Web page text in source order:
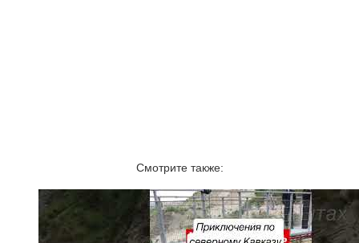
Смотрите также: